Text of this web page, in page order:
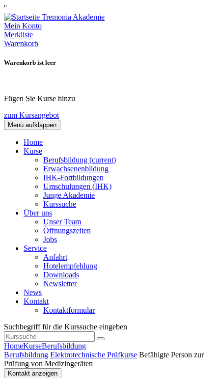
''
Mein Konto
Merkliste
Warenkorb
Warenkorb ist leer
Fügen Sie Kurse hinzu
zum Kursangebot
Menü aufklappen
Home
Kurse
Berufsbildung (current)
Erwachsenenbildung
IHK-Fortbildungen
Umschulungen (IHK)
Junge Akademie
Kurssuche
Über uns
Unser Team
Öffnungszeiten
Jobs
Service
Anfahrt
Hotelempfehlung
Downloads
Newsletter
News
Kontakt
Kontaktformular
Suchbegriff für die Kurssuche eingeben
HomeKurseBerufsbildung
Berufsbildung Elektrotechnische Prüfkurse Befähigte Person zur
Prüfung von Medizingeräten
Kontakt anzeigen